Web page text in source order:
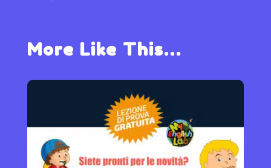
More Like This…